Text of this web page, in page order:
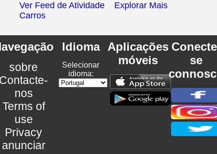
Ver Feed de Atividade
Explorar Mais
Carros
sobre
nos
Terms of
use
Privacy
anunciar
Idioma
Selecionar
idioma:
Aplicações
móveis
se